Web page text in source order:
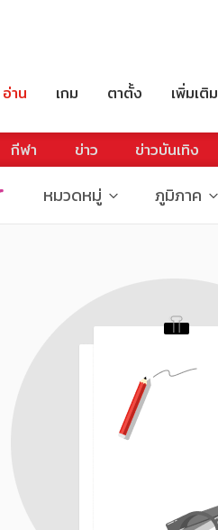
อ่าน เกม ตาตั้ง เพิ่มเติม
กีฬา ข่าว ข่าวบันเทิง
หมวดหมู่ ภูมิภาค